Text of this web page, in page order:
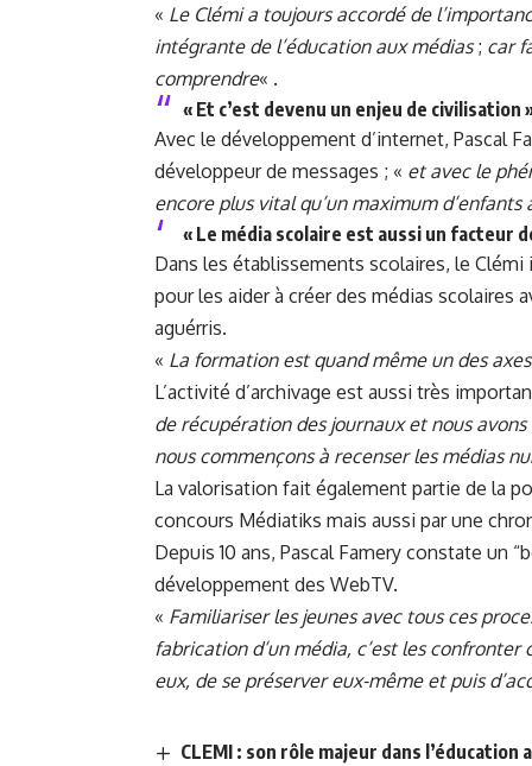
« Le Clémi a toujours accordé de
intégrante de l’éducation aux médias; car
comprendre« .
« Et c’est devenu un enjeu de civilisation
Avec le développement d’internet, Pascal
développeur de messages ; « et avec le
encore plus vital qu’un maximum
« Le média scolaire est aussi un facteur
Dans les établissements scolaires, le
pour les aider à créer des médias scolaires
aguérris.
« La formation est quand même un des
L’activité d’archivage est aussi très
de récupération des journaux et nous
nous commençons à recenser les médias
La valorisation fait également partie de la
concours Médiatiks mais aussi par une
Depuis 10 ans, Pascal Famery constate un
développement des WebTV.
« Familiariser les jeunes avec tous ces
fabrication d’un média, c’est les
eux, de se préserver eux-même et puis
CLEMI : son rôle majeur dans